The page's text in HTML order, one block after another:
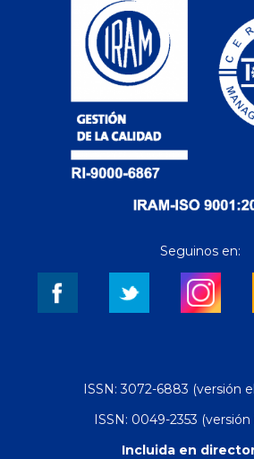
Seguinos en:
ISSN: 3072-6883 (versión
ISSN: 0049-2353
Incluida en